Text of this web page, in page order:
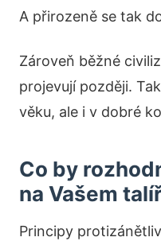
A přirozeně se tak
Zároveň běžné
projevují později.
věku, ale i v dobré
Co by
na Vašem
Principy